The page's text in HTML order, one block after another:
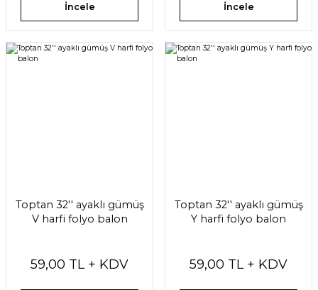
İncele İncele
Toptan 32'' ayaklı gümüş
V harfi folyo balon
59,00 TL + KDV
Toptan 32'' ayaklı gümüş
Y harfi folyo balon
59,00 TL + KDV